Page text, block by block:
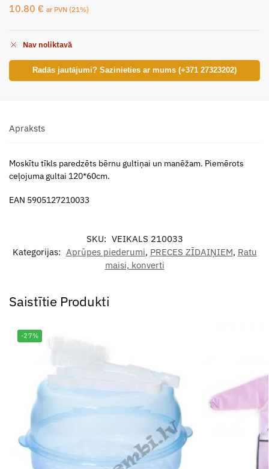
10.80 € ar PVN (21%)
Nav noliktavā
Radās jautājumi? Sazinieties ar mums (+371 27323202)
Apraksts
Moskītu tīkls paredzēts bērnu gultiņai un manēžam. Piemērots
ceļojuma gultai 120*60cm.
EAN 5905127210033
SKU: VEIKALS 210033
Kategorijas: Aprūpes piederumi, PRECES ZĪDAIŅIEM, Ratu
maisi, konverti
Saistītie Produkti
-27%